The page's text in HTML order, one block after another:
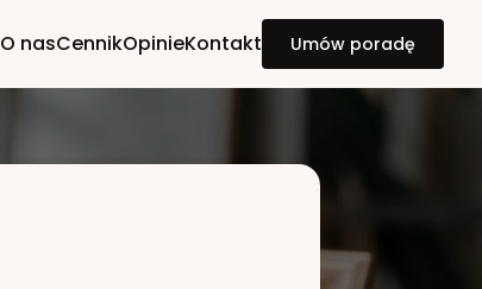
O nasCennikOpinieKontakt Umów poradę